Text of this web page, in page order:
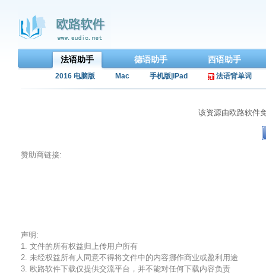
法语助手 德语助手 西语助手
2016 电脑版 Mac 手机版|iPad 法语背单词
该资源由欧路软件
赞助商链接:
声明:
1. 文件的所有权益归上传用户所有
2. 未经权益所有人同意不得将文件中的内容挪作商业或盈利用途
3. 欧路软件下载仅提供交流平台，并不能对任何下载内容负责